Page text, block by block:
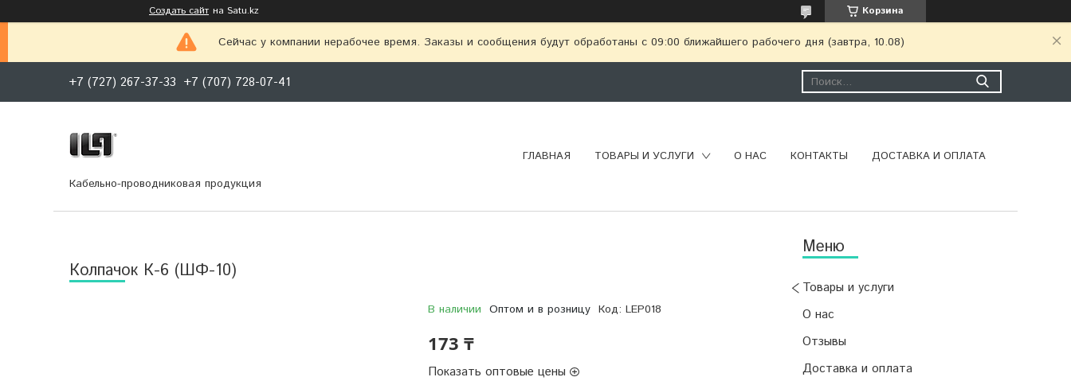
Создать сайт на Satu.kz Корзина
Сейчас у компании нерабочее время. Заказы и сообщения будут обработаны с 09:00 ближайшего рабочего дня (завтра, 10.08)
+7 (727) 267-37-33 +7 (707) 728-07-41
Кабельно-проводниковая продукция
ГЛАВНАЯ ТОВАРЫ И УСЛУГИ О НАС КОНТАКТЫ ДОСТАВКА И ОПЛАТА
Товары и услуги
О нас
Отзывы
Доставка и оплата
Колпачок К-6 (ШФ-10)
В наличии Оптом и в розницу Код: LEP018
173 ₸
Показать оптовые цены